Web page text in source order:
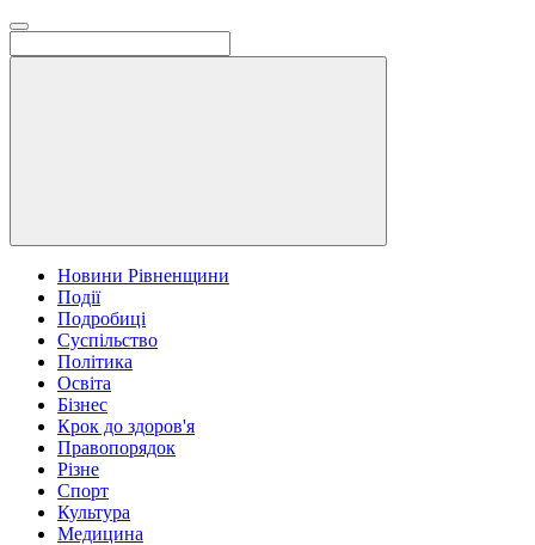
Новини Рівненщини
Події
Подробиці
Суспільство
Політика
Освіта
Бізнес
Крок до здоров'я
Правопорядок
Різне
Спорт
Культура
Медицина